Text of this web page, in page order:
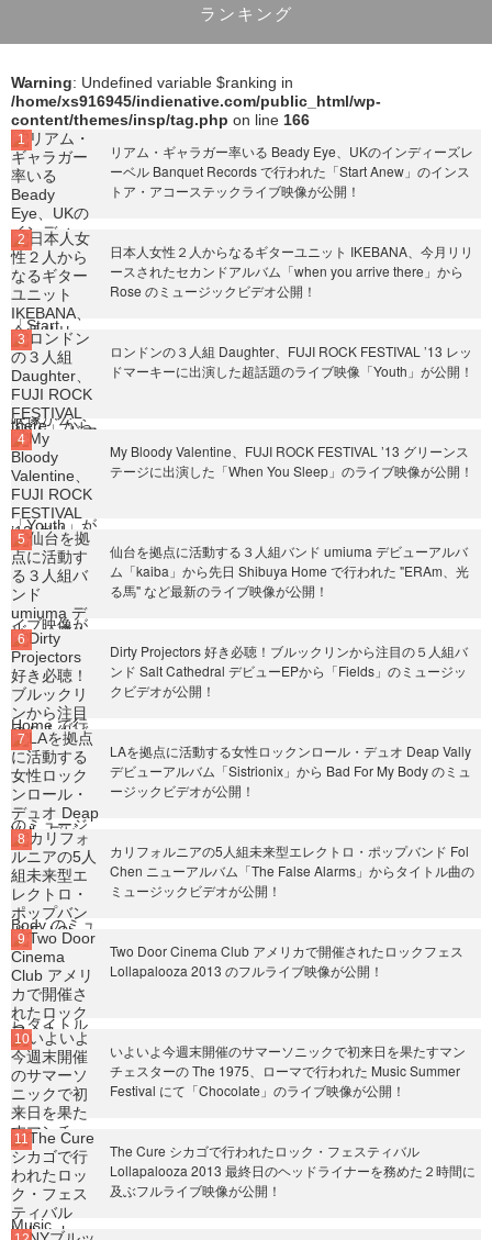
ランキング
Warning: Undefined variable $ranking in
/home/xs916945/indienative.com/public_html/wp-
content/themes/insp/tag.php on line 166
リアム・ギャラガー率いる Beady Eye、UKのインディーズレ
ーベル Banquet Records で行われた「Start Anew」のインス
トア・アコーステックライブ映像が公開！
日本人女性２人からなるギターユニット IKEBANA、今月リリ
ースされたセカンドアルバム「when you arrive there」から
Rose のミュージックビデオ公開！
ロンドンの３人組 Daughter、FUJI ROCK FESTIVAL ’13 レッ
ドマーキーに出演した超話題のライブ映像「Youth」が公開！
My Bloody Valentine、FUJI ROCK FESTIVAL ’13 グリーンス
テージに出演した「When You Sleep」のライブ映像が公開！
仙台を拠点に活動する３人組バンド umiuma デビューアルバ
ム「kaiba」から先日 Shibuya Home で行われた "ERAm、光
る馬" など最新のライブ映像が公開！
Dirty Projectors 好き必聴！ブルックリンから注目の５人組バ
ンド Salt Cathedral デビューEPから「Fields」のミュージッ
クビデオが公開！
LAを拠点に活動する女性ロックンロール・デュオ Deap Vally
デビューアルバム「Sistrionix」から Bad For My Body のミュ
ージックビデオが公開！
カリフォルニアの5人組未来型エレクトロ・ポップバンド Fol
Chen ニューアルバム「The False Alarms」からタイトル曲の
ミュージックビデオが公開！
Two Door Cinema Club アメリカで開催されたロックフェス
Lollapalooza 2013 のフルライブ映像が公開！
いよいよ今週末開催のサマーソニックで初来日を果たすマン
チェスターの The 1975、ローマで行われた Music Summer
Festival にて「Chocolate」のライブ映像が公開！
The Cure シカゴで行われたロック・フェスティバル
Lollapalooza 2013 最終日のヘッドライナーを務めた２時間に
及ぶフルライブ映像が公開！